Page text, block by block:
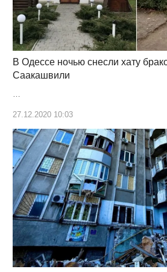
В Одессе ночью снесли хату
Саакашвили
…
27.12.2020 10:03